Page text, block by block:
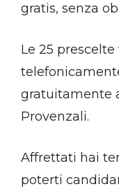
gratis, senza
Le 25
gratuitamente
Provenzali.
Affrettati hai
poterti